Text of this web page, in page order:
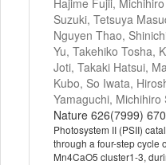
Hajime Fujii,
Suzuki, Tetsuya
Nguyen Thao,
Yu, Takehiko Tosha,
Joti, Takaki Hatsui,
Kubo, So Iwata,
Yamaguchi,
Nature 626(7999)
Photosystem II (PSII)
through a four-step cycle
Mn4CaO5 cluster1-3,